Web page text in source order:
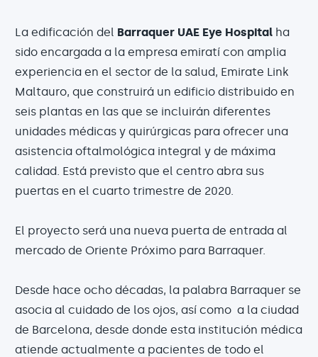
La edificación del Barraquer UAE Eye Hospital ha
sido encargada a la empresa emiratí con amplia
experiencia en el sector de la salud, Emirate Link
Maltauro, que construirá un edificio distribuido en
seis plantas en las que se incluirán diferentes
unidades médicas y quirúrgicas para ofrecer una
asistencia oftalmológica integral y de máxima
calidad. Está previsto que el centro abra sus
puertas en el cuarto trimestre de 2020.
El proyecto será una nueva puerta de entrada al
mercado de Oriente Próximo para Barraquer.
Desde hace ocho décadas, la palabra Barraquer se
asocia al cuidado de los ojos, así como a la ciudad
de Barcelona, desde donde esta institución médica
atiende actualmente a pacientes de todo el